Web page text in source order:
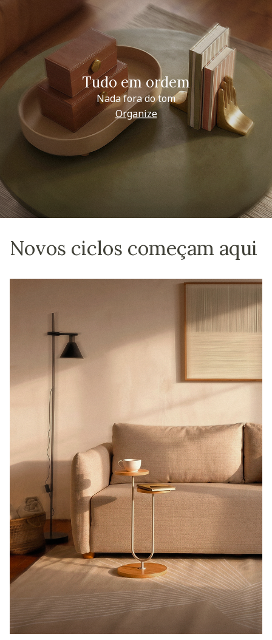
Tudo em ordem
Nada fora do tom
Organize
Novos ciclos começam aqui